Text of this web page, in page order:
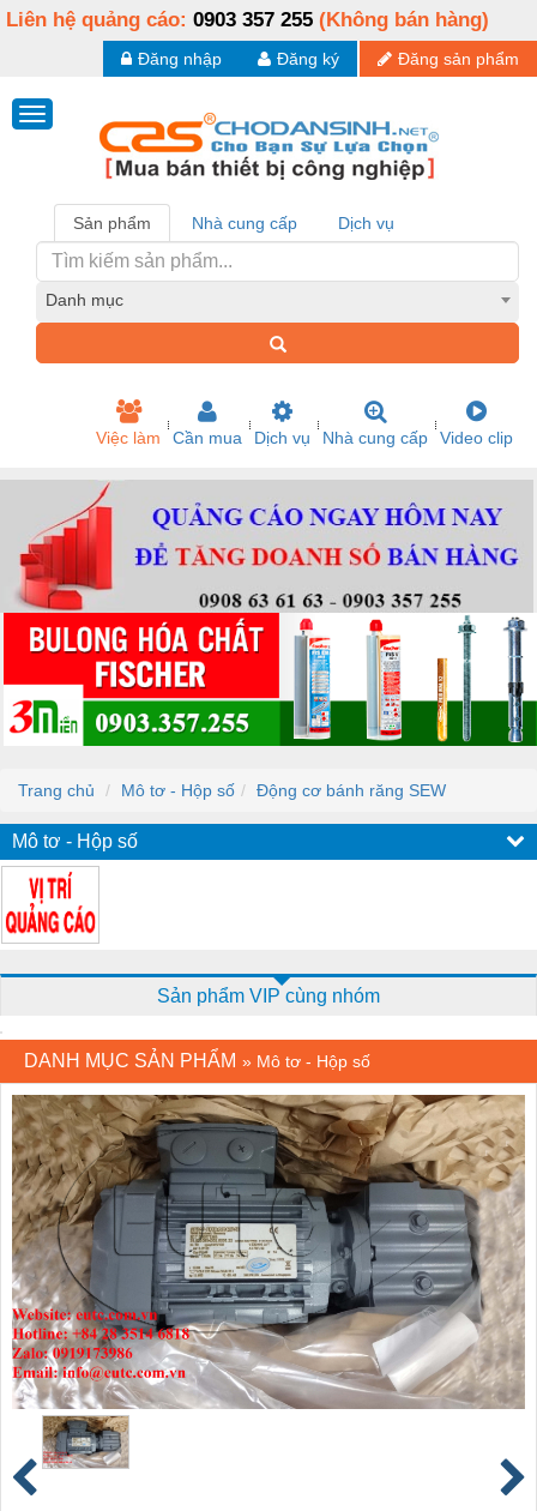
Liên hệ quảng cáo: 0903 357 255 (Không bán hàng)
Đăng sản phẩm
Đăng ký
Đăng nhập
Sản phẩm Nhà cung cấp Dịch vụ
Danh mục
Việc làm Cần mua Dịch vụ Nhà cung cấp Video clip
Trang chủ Mô tơ - Hộp số Động cơ bánh răng SEW
Mô tơ - Hộp số
Sản phẩm VIP cùng nhóm
DANH MỤC SẢN PHẨM » Mô tơ - Hộp số